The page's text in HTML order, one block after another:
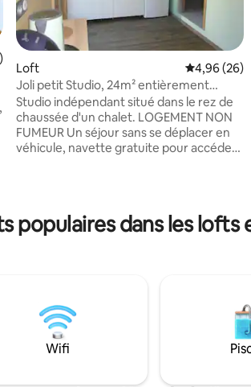
moyenne sur la base de 4 commentaires
Loft Évaluation
4,96 (26)
Joli petit Studio, 24m² entièrement
rénové
Studio indépendant situé dans le rez de
chaussée d'un chalet. LOGEMENT NON
FUMEUR Un séjour sans se déplacer en
véhicule, navette gratuite pour accéder
douche à l'italienne et toilette, coin
cuisine équipée (plaque à induction, four
populaires dans les
Wifi